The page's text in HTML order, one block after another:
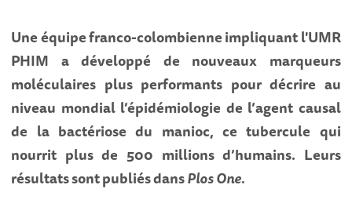
Une équipe franco-colombienne impliquant l'UMR
PHIM a développé de nouveaux marqueurs
moléculaires plus performants pour décrire au
niveau mondial l’épidémiologie de l’agent causal
de la bactériose du manioc, ce tubercule qui
nourrit plus de 500 millions d’humains. Leurs
résultats sont publiés dansPlos One.